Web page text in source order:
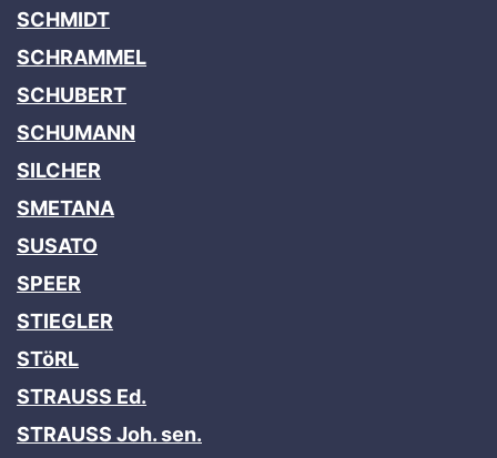
SCHMIDT
SCHRAMMEL
SCHUBERT
SCHUMANN
SILCHER
SMETANA
SUSATO
SPEER
STIEGLER
STöRL
STRAUSS Ed.
STRAUSS Joh. sen.